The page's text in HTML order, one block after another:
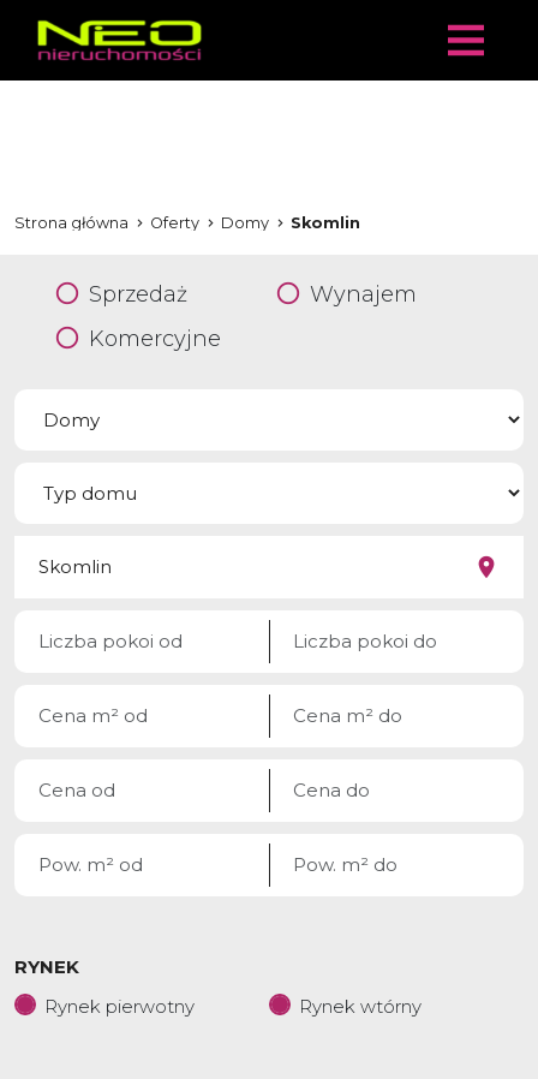
Strona główna Oferty Domy Skomlin
Sprzedaż
Wynajem
Komercyjne
RYNEK
Rynek pierwotny
Rynek wtórny